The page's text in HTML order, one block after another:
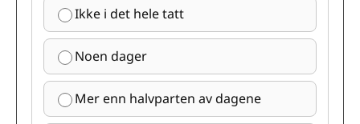
Ikke i det hele tatt
Noen dager
Mer enn halvparten av dagene